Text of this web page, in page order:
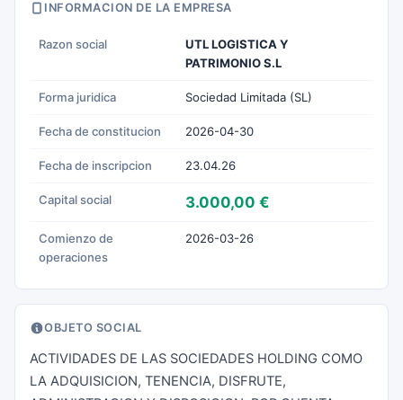
INFORMACION DE LA EMPRESA
Razon social
UTL LOGISTICA Y
PATRIMONIO S.L
Forma juridica Sociedad Limitada (SL)
Fecha de constitucion 2026-04-30
Fecha de inscripcion 23.04.26
Capital social 3.000,00 €
Comienzo de
operaciones
2026-03-26
OBJETO SOCIAL
ACTIVIDADES DE LAS SOCIEDADES HOLDING COMO
LA ADQUISICION, TENENCIA, DISFRUTE,